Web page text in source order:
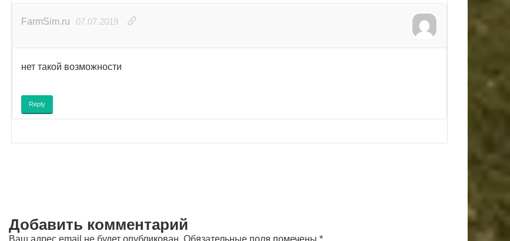
FarmSim.ru 07.07.2019
нет такой возможности
Reply
Добавить комментарий
Ваш адрес email не будет опубликован. Обязательные поля помечены *